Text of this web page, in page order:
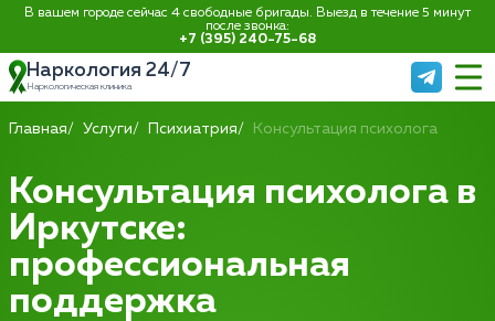
В вашем городе сейчас 4 свободные бригады. Выезд в течение 5 минут
после звонка:
+7 (395) 240-75-68
Наркология 24/7
Наркологическая клиника
Главная Услуги Психиатрия Консультация психолога
Консультация психолога в
Иркутске:
профессиональная
поддержка